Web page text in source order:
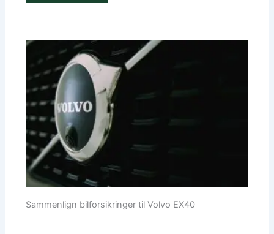
Sammenlign bilforsikringer til Volvo EX40